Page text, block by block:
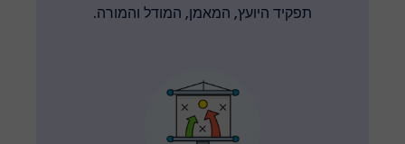
תפקיד היועץ, המאמן, המודל והמורה.